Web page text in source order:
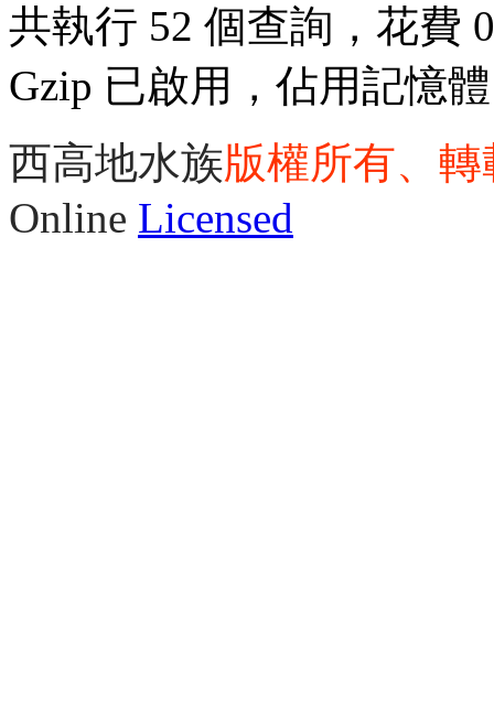
共執行 52 個查詢，花費
Gzip 已啟用，佔用記憶
西高地水族版權所有、
Online Licensed